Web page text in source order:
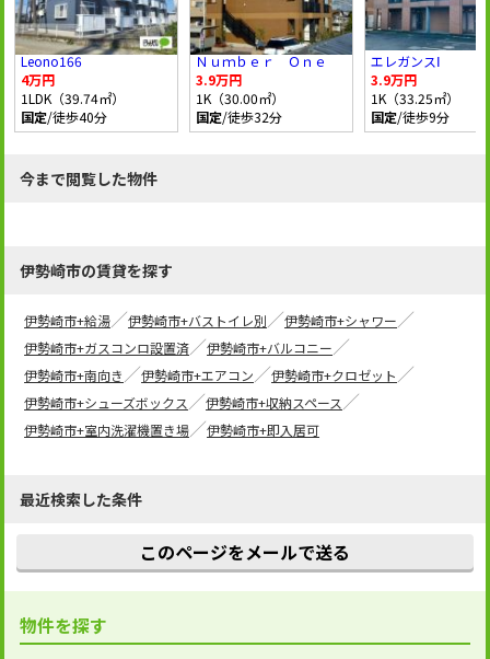
Leono166
4万円
1LDK（39.74㎡）
国定/徒歩40分
Ｎｕｍｂｅｒ Ｏｎｅ
3.9万円
1K（30.00㎡）
国定/徒歩32分
エレガンスⅠ
3.9万円
1K（33.25㎡）
国定/徒歩9分
今まで閲覧した物件
伊勢崎市の賃貸を探す
伊勢崎市+給湯 伊勢崎市+バストイレ別
伊勢崎市+シャワー
伊勢崎市+ガスコンロ設置済
伊勢崎市+バルコニー
伊勢崎市+南向き
伊勢崎市+エアコン
伊勢崎市+クロゼット
伊勢崎市+シューズボックス
伊勢崎市+収納スペース
伊勢崎市+室内洗濯機置き場
伊勢崎市+即入居可
最近検索した条件
このページをメールで送る
物件を探す